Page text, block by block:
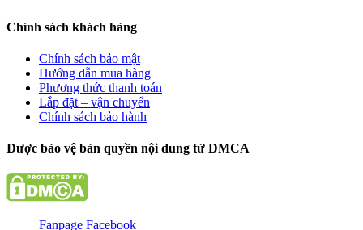
Chính sách khách hàng
Chính sách bảo mật
Hướng dẫn mua hàng
Phương thức thanh toán
Lắp đặt – vận chuyển
Chính sách bảo hành
Được bảo vệ bản quyền nội dung từ DMCA
Fanpage Facebook